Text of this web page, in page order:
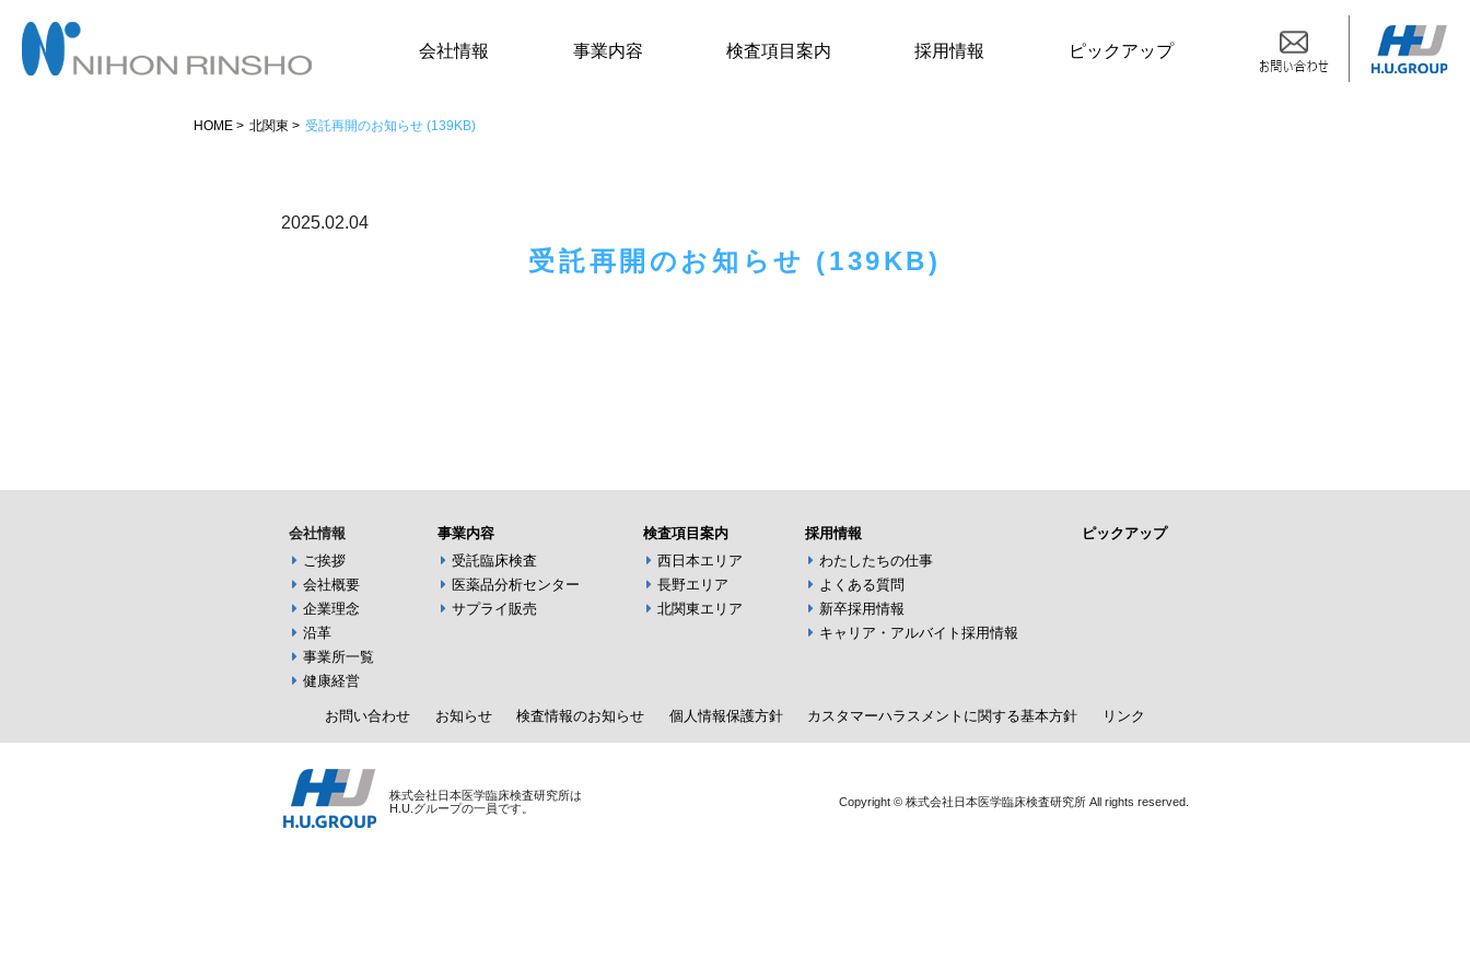
会社情報 事業内容 検査項目案内 採用情報 ピックアップ
HOME 北関東 受託再開のお知らせ (139KB)
2025.02.04
受託再開のお知らせ (139KB)
会社情報
ご挨拶
会社概要
企業理念
沿革
事業所一覧
健康経営
事業内容
受託臨床検査
医薬品分析センター
サプライ販売
検査項目案内
西日本エリア
長野エリア
北関東エリア
採用情報
わたしたちの仕事
よくある質問
新卒採用情報
キャリア・アルバイト採用情報
ピックアップ
お問い合わせ お知らせ 検査情報のお知らせ 個人情報保護方針 カスタマーハラスメントに関する基本方針 リンク
株式会社日本医学臨床検査研究所は
H.U.グループの一員です。
Copyright © 株式会社日本医学臨床検査研究所 All rights reserved.